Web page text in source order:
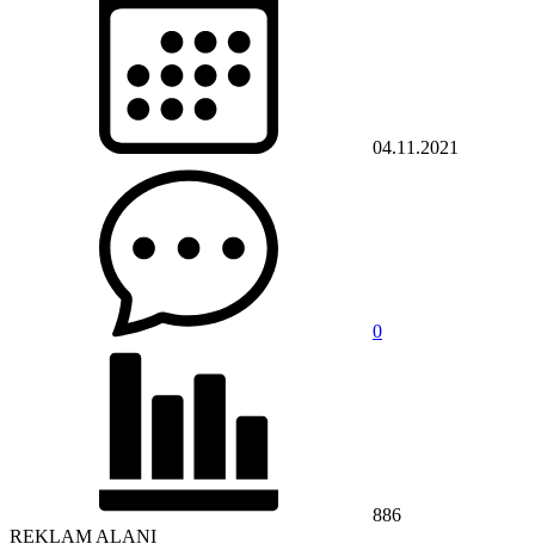
04.11.2021
0
886
REKLAM ALANI